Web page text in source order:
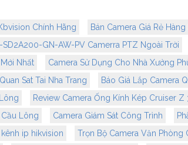
Chính Hãng Bán Camera Giá Rẻ
SD2A200-GN-AW-PV Camerra PTZ Ngoài Trời
Nhất Camera Sử Dụng Cho Nhà Xưởng
Sat Tai Nha Trang Báo Giá Lắp Camera
Review Camera Ống Kính Kép Cruiser Z
Lông
Camera Giám Sát Công Trình
ip hikvision Trọn Bộ Camera Văn Phòng